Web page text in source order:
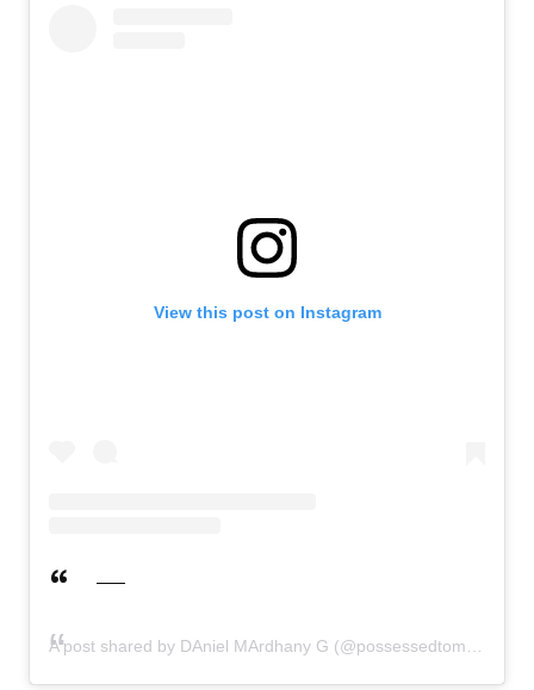
View this post on Instagram
A post shared by DAniel MArdhany G (@possessedtomerch)